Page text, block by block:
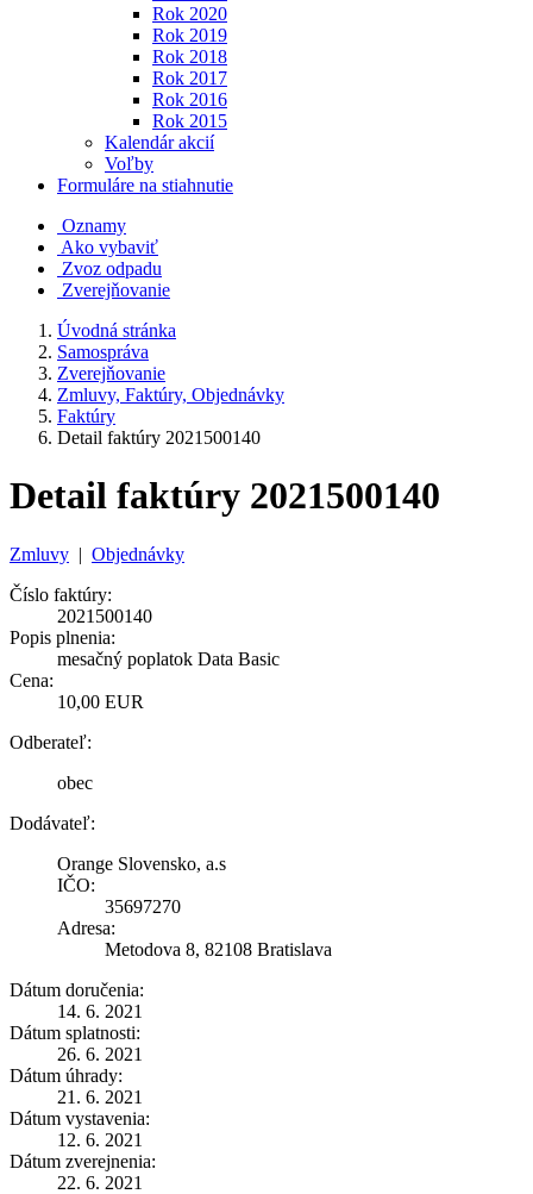
Rok 2020
Rok 2019
Rok 2018
Rok 2017
Rok 2016
Rok 2015
Kalendár akcií
Voľby
Formuláre na stiahnutie
Oznamy
Ako vybaviť
Zvoz odpadu
Zverejňovanie
Úvodná stránka
Samospráva
Zverejňovanie
Zmluvy, Faktúry, Objednávky
Faktúry
Detail faktúry 2021500140
Detail faktúry 2021500140
Zmluvy | Objednávky
Číslo faktúry:
2021500140
Popis plnenia:
mesačný poplatok Data Basic
Cena:
10,00 EUR
Odberateľ:
obec
Dodávateľ:
Orange Slovensko, a.s
IČO:
35697270
Adresa:
Metodova 8, 82108 Bratislava
Dátum doručenia:
14. 6. 2021
Dátum splatnosti:
26. 6. 2021
Dátum úhrady:
21. 6. 2021
Dátum vystavenia:
12. 6. 2021
Dátum zverejnenia:
22. 6. 2021